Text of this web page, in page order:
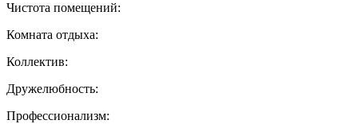
Чистота помещений:
Комната отдыха:
Коллектив:
Дружелюбность:
Профессионализм: